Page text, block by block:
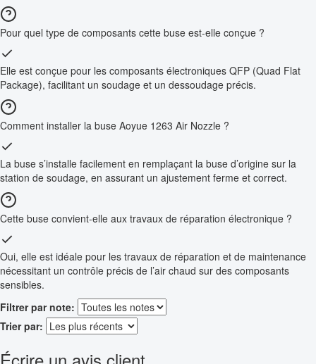
Pour quel type de composants cette buse est-elle conçue ?
Elle est conçue pour les composants électroniques QFP (Quad Flat
Package), facilitant un soudage et un dessoudage précis.
Comment installer la buse Aoyue 1263 Air Nozzle ?
La buse s’installe facilement en remplaçant la buse d’origine sur la
station de soudage, en assurant un ajustement ferme et correct.
Cette buse convient-elle aux travaux de réparation électronique ?
Oui, elle est idéale pour les travaux de réparation et de maintenance
nécessitant un contrôle précis de l’air chaud sur des composants
sensibles.
Filtrer par note:
Trier par: